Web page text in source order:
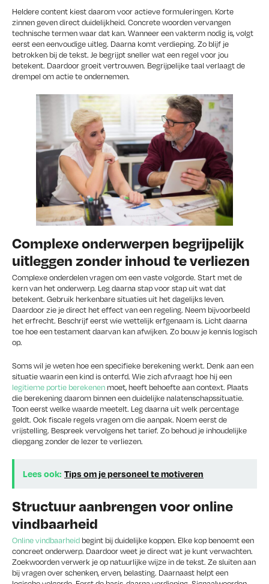
Heldere content kiest daarom voor actieve formuleringen. Korte
zinnen geven direct duidelijkheid. Concrete woorden vervangen
technische termen waar dat kan. Wanneer een vakterm nodig is, volgt
eerst een eenvoudige uitleg. Daarna komt verdieping. Zo blijf je
betrokken bij de tekst. Je begrijpt sneller wat een regel voor jou
betekent. Daardoor groeit vertrouwen. Begrijpelijke taal verlaagt de
drempel om actie te ondernemen.
Complexe onderwerpen begrijpelijk
uitleggen zonder inhoud te verliezen
Complexe onderdelen vragen om een vaste volgorde. Start met de
kern van het onderwerp. Leg daarna stap voor stap uit wat dat
betekent. Gebruik herkenbare situaties uit het dagelijks leven.
Daardoor zie je direct het effect van een regeling. Neem bijvoorbeeld
het erfrecht. Beschrijf eerst wie wettelijk erfgenaam is. Licht daarna
toe hoe een testament daarvan kan afwijken. Zo bouw je kennis logisch
op.
Soms wil je weten hoe een specifieke berekening werkt. Denk aan een
situatie waarin een kind is onterfd. Wie zich afvraagt hoe hij een
legitieme portie berekenen moet, heeft behoefte aan context. Plaats
die berekening daarom binnen een duidelijke nalatenschapssituatie.
Toon eerst welke waarde meetelt. Leg daarna uit welk percentage
geldt. Ook fiscale regels vragen om die aanpak. Noem eerst de
vrijstelling. Bespreek vervolgens het tarief. Zo behoud je inhoudelijke
diepgang zonder de lezer te verliezen.
Lees ook: Tips om je personeel te motiveren
Structuur aanbrengen voor online
vindbaarheid
Online vindbaarheid begint bij duidelijke koppen. Elke kop benoemt een
concreet onderwerp. Daardoor weet je direct wat je kunt verwachten.
Zoekwoorden verwerk je op natuurlijke wijze in de tekst. Ze sluiten aan
bij vragen over schenken, erven, belasting. Daarnaast helpt een